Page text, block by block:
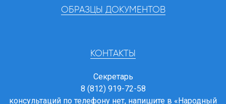
ОБРАЗЦЫ ДОКУМЕНТОВ
КОНТАКТЫ
Секретарь
8 (812) 919-72-58
консультаций по телефону нет, напишите в «Народный